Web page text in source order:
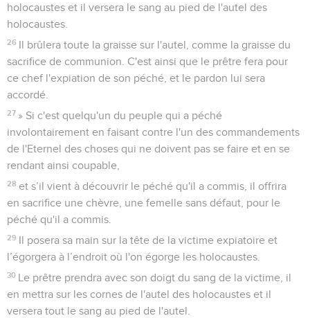
holocaustes et il versera le sang au pied de l'autel des
holocaustes.
26
Il brûlera toute la graisse sur l'autel, comme la graisse du
sacrifice de communion. C'est ainsi que le prêtre fera pour
ce chef l'expiation de son péché, et le pardon lui sera
accordé.
27 » Si c'est quelqu'un du peuple qui a péché
involontairement en faisant contre l'un des commandements
de l'Eternel des choses qui ne doivent pas se faire et en se
rendant ainsi coupable,
28 et s’il vient à découvrir le péché qu'il a commis, il offrira
en sacrifice une chèvre, une femelle sans défaut, pour le
péché qu'il a commis.
29
Il posera sa main sur la tête de la victime expiatoire et
l’égorgera à l’endroit où l'on égorge les holocaustes.
30
Le prêtre prendra avec son doigt du sang de la victime, il
en mettra sur les cornes de l'autel des holocaustes et il
versera tout le sang au pied de l'autel.